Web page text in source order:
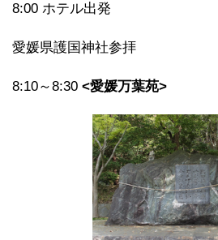
8:00 ホテル出発
愛媛県護国神社参拝
8:10～8:30 <愛媛万葉苑>